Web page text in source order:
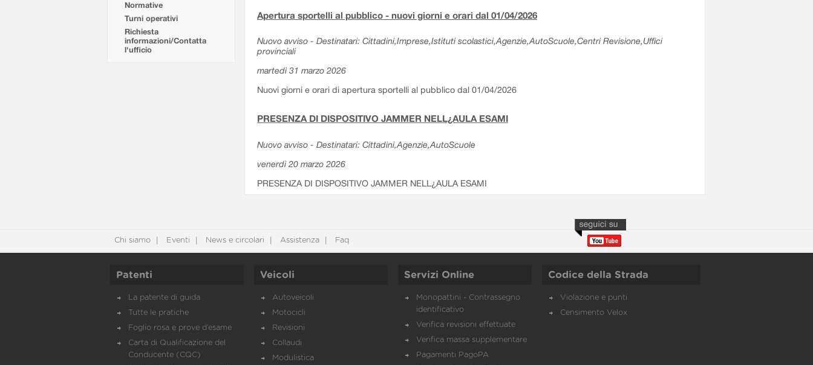
Normative
Turni operativi
Richiesta
informazioni/Contatta
l'ufficio
Apertura sportelli al pubblico - nuovi giorni e orari dal 01/04/2026
Nuovo avviso - Destinatari: Cittadini,Imprese,Istituti scolastici,Agenzie,AutoScuole,Centri Revisione,Uffici
provinciali
martedì 31 marzo 2026
Nuovi giorni e orari di apertura sportelli al pubblico dal 01/04/2026
PRESENZA DI DISPOSITIVO JAMMER NELL¿AULA ESAMI
Nuovo avviso - Destinatari: Cittadini,Agenzie,AutoScuole
venerdì 20 marzo 2026
PRESENZA DI DISPOSITIVO JAMMER NELL¿AULA ESAMI
Chi siamo Eventi News e circolari Assistenza Faq
Patenti
La patente di guida
Tutte le pratiche
Foglio rosa e prove d’esame
Carta di Qualificazione del
Conducente (CQC)
Veicoli
Autoveicoli
Motocicli
Revisioni
Collaudi
Modulistica
Servizi Online
Monopattini - Contrassegno
identificativo
Verifica revisioni effettuate
Verifica massa supplementare
Pagamenti PagoPA
Codice della Strada
Violazione e punti
Censimento Velox